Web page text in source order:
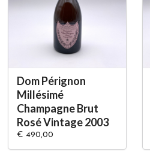
Dom Pérignon
Millésimé
Champagne Brut
Rosé Vintage 2003
€ 490,00